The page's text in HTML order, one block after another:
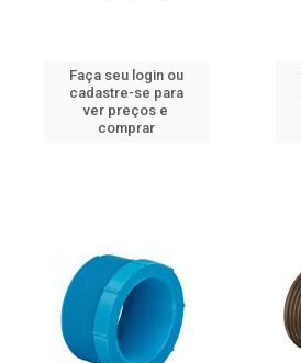
Faça seu login ou
cadastre-se para
ver preços e
comprar